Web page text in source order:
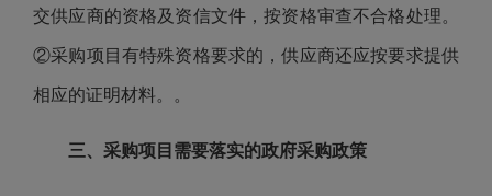
交供应商的资格及资信文件，按资格审查不合格处理。
②采购项目有特殊资格要求的，供应商还应按要求提供
相应的证明材料。。
三、采购项目需要落实的政府采购政策